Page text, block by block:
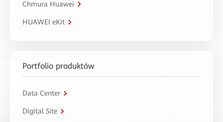
Chmura Huawei
HUAWEI eKit
Portfolio produktów
Data Center
Digital Site